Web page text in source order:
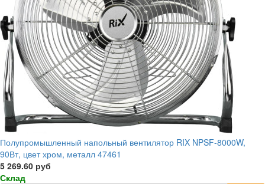
Полупромышленный напольный вентилятор RIX NPSF-8000W,
90Вт, цвет хром, металл 47461
5 269.60 руб
Склад